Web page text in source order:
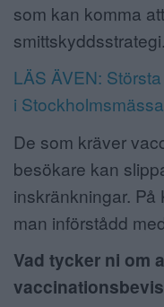
som kan komma
smittskyddsstrategi.
LÄS ÄVEN:
i
De som kräver
besökare kan
inskränkningar. På
man införstådd
Vad tycker ni om
vaccinationsbevis